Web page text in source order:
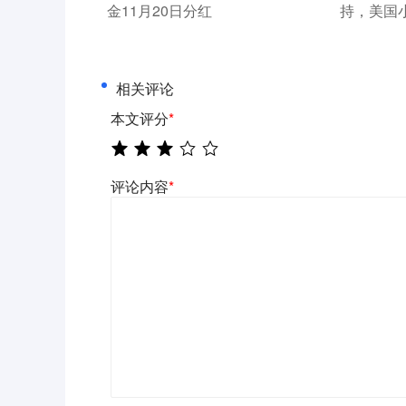
金11月20日分红
持，美国
相关评论
本文评分*
评论内容*